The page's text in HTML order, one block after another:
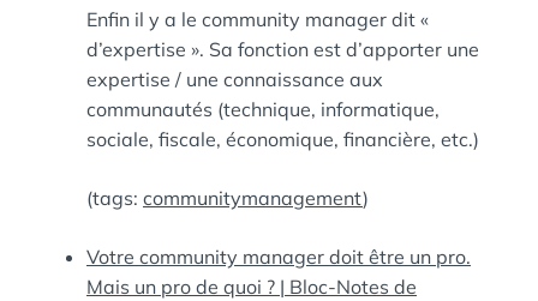
Enfin il y a le community manager dit «
d’expertise ». Sa fonction est d’apporter une
expertise / une connaissance aux
communautés (technique, informatique,
sociale, fiscale, économique, financière, etc.)
(tags: communitymanagement)
Votre community manager doit être un pro.
Mais un pro de quoi ? | Bloc-Notes de